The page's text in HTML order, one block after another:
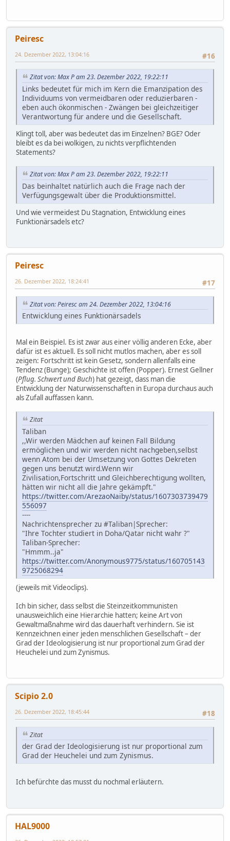
Peiresc
#16
24. Dezember 2022, 13:04:16
Zitat von: Max P am 23. Dezember 2022, 19:22:11
Links bedeutet für mich im Kern die Emanzipation des
Individuums von vermeidbaren oder reduzierbaren -
eben auch ökonmischen - Zwängen bei gleichzeitiger
Verantwortung für andere und die Gesellschaft.
Klingt toll, aber was bedeutet das im Einzelnen? BGE? Oder
bleibt es da bei wolkigen, zu nichts verpflichtenden
Statements?
Zitat von: Max P am 23. Dezember 2022, 19:22:11
Das beinhaltet natürlich auch die Frage nach der
Verfügungsgewalt über die Produktionsmittel.
Und wie vermeidest Du Stagnation, Entwicklung eines
Funktionärsadels etc?
Peiresc
#17
26. Dezember 2022, 18:24:41
Zitat von: Peiresc am 24. Dezember 2022, 13:04:16
Entwicklung eines Funktionärsadels
Mal ein Beispiel. Es ist zwar aus einer völlig anderen Ecke, aber
dafür ist es aktuell. Es soll nicht mutlos machen, aber es soll
zeigen: Fortschritt ist kein Gesetz, sondern allenfalls eine
Tendenz (Bunge); Geschichte ist offen (Popper). Ernest Gellner
(Pflug. Schwert und Buch) hat gezeigt, dass man die
Entwicklung der Naturwissenschaften in Europa durchaus auch
als Zufall auffassen kann.
Zitat
Taliban
,,Wir werden Mädchen auf keinen Fall Bildung
ermöglichen und wir werden nicht nachgeben,selbst
wenn Atom bei der Umsetzung von Gottes Dekreten
gegen uns benutzt wird.Wenn wir
Zivilisation,Fortschritt und Gleichberechtigung wollten,
hätten wir nicht all die Jahre gekämpft."
https://twitter.com/ArezaoNaiby/status/1607303739479
556097
----
Nachrichtensprecher zu #Taliban|Sprecher:
"Ihre Tochter studiert in Doha/Qatar nicht wahr ?"
Taliban-Sprecher:
"Hmmm..ja"
https://twitter.com/Anonymous9775/status/160705143
9725068294
(jeweils mit Videoclips).
Ich bin sicher, dass selbst die Steinzeitkommunisten
unausweichlich eine Hierarchie hatten; keine Art von
Gewaltmaßnahme wird das dauerhaft verhindern. Sie ist
Kennzeichnen einer jeden menschlichen Gesellschaft – der
Grad der Ideologisierung ist nur proportional zum Grad der
Heuchelei und zum Zynismus.
Scipio 2.0
#18
26. Dezember 2022, 18:45:44
Zitat
der Grad der Ideologisierung ist nur proportional zum
Grad der Heuchelei und zum Zynismus.
Ich befürchte das musst du nochmal erläutern.
HAL9000